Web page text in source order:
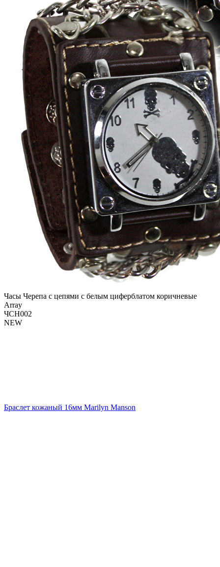
Часы Черепа с цепями с белым циферблатом коричневые
Array
ЧСН002
NEW
Браслет кожаный 16мм Marilyn Manson